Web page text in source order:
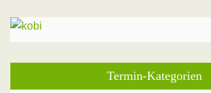
Termin-Kategorien